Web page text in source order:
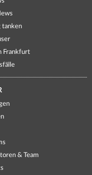
tanken
Frankfurt
& Team